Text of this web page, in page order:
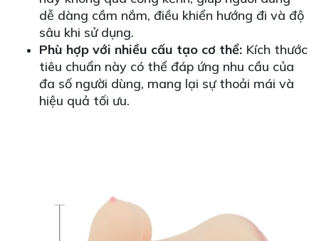
dễ dàng cầm nắm, điều khiển hướng đi và độ
sâu khi sử dụng.
Phù hợp với nhiều cấu tạo cơ thể: Kích thước
tiêu chuẩn này có thể đáp ứng nhu cầu của
đa số người dùng, mang lại sự thoải mái và
hiệu quả tối ưu.